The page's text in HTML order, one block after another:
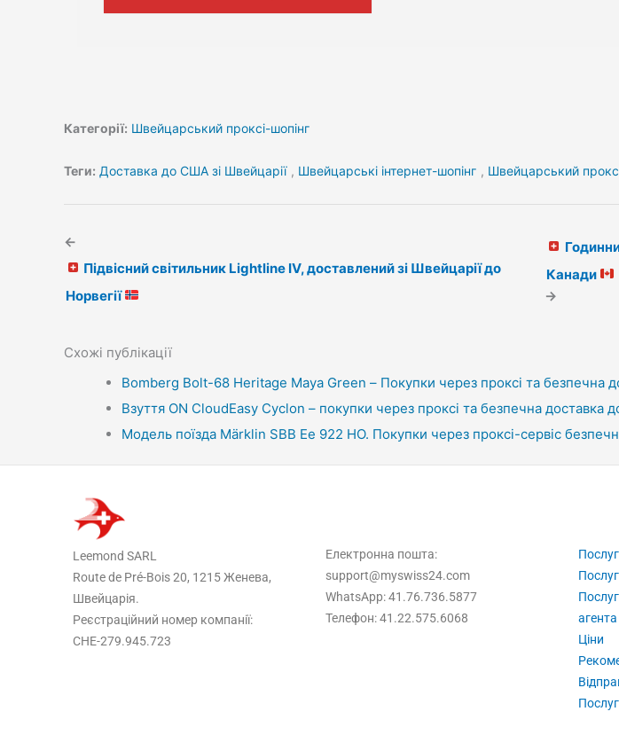
Категорії: Швейцарський проксі-шопінг
Теги: Доставка до США зі Швейцарії , Швейцарські інтернет-шопінг , Швейцарський
←
Підвісний світильник Lightline IV, доставлений зі Швейцарії до
Норвегії
Канади
→
Схожі публікації
Bomberg Bolt-68 Heritage Maya Green – Покупки через проксі та безпечна
Взуття ON CloudEasy Cyclon – покупки через проксі та безпечна доставка
Модель поїзда Märklin SBB Ee 922 HO. Покупки через проксі-сервіс
Leemond SARL
Route de Pré-Bois 20, 1215 Женева,
Швейцарія.
Реєстраційний номер компанії:
CHE-279.945.723
Електронна пошта:
support@myswiss24.com
WhatsApp: 41.76.736.5877
Телефон: 41.22.575.6068
агента
Ціни